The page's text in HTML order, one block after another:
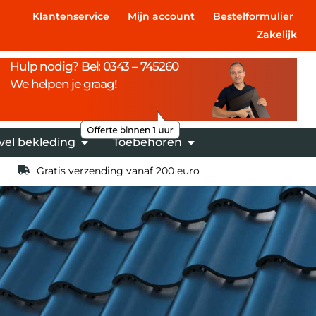
Klantenservice Mijn account
Bestelformulier
Zakelijk
Hulp nodig? Bel: 0343 – 745260
We helpen je graag!
bekleding Toebehoren
Gratis verzending vanaf 200 euro